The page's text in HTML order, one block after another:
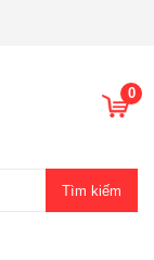
0
Tìm kiếm